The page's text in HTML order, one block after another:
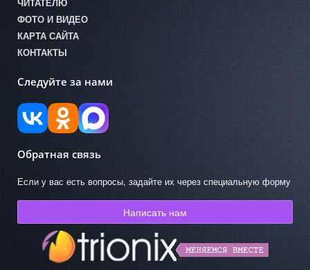
ЧИТАТЕЛЮ
ФОТО И ВИДЕО
КАРТА САЙТА
КОНТАКТЫ
Следуйте за нами
Обратная связь
Если у вас есть вопросы, задайте их через специальную форму
Написать нам